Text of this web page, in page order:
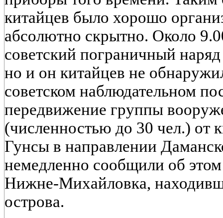
китайцев было хорошо
абсолютно скрытно. Около
советский пограничный наряд
но и он китайцев не
советском наблюдательном
передвижение группы
(численностью до 30 чел.) от
Гунсы в направлении
немедленно сообщили об этом
Нижне-Михайловка,
острова.